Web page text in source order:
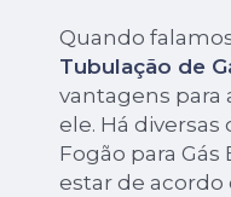
Quando
Tubulação de
vantagens
ele. Há diversas
Fogão para
estar de